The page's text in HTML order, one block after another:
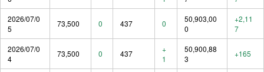
2026/07/0
5
73,500 0 437 0
50,903,00
0
+2,11
7
2026/07/0
4
73,500 0 437
+
1
50,900,88
3
+165